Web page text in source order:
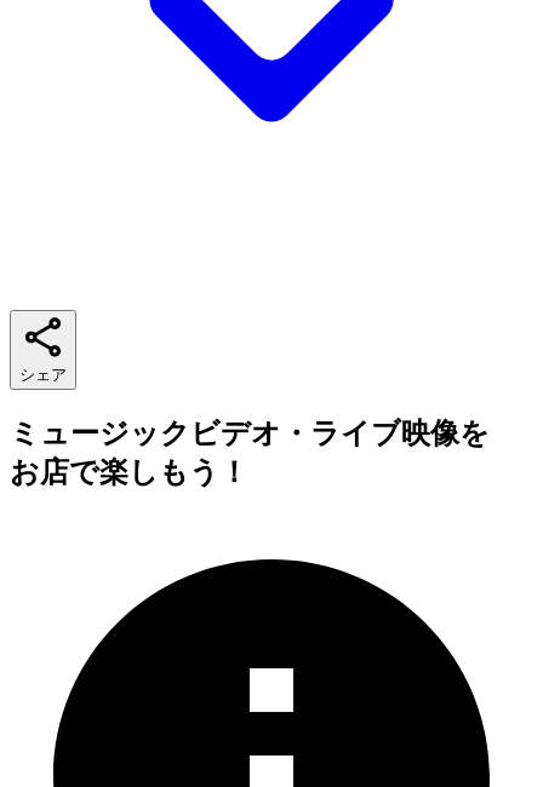
シェア
ミュージックビデオ・ライブ映像を
お店で楽しもう！